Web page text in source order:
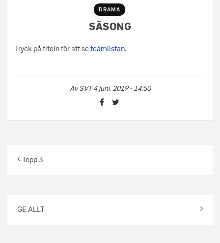
DRAMA
SÄSONG
Tryck på titeln för att seteamlistan.
AvSVT 4 juni, 2019 - 14:50
Topp 3
GE ALLT